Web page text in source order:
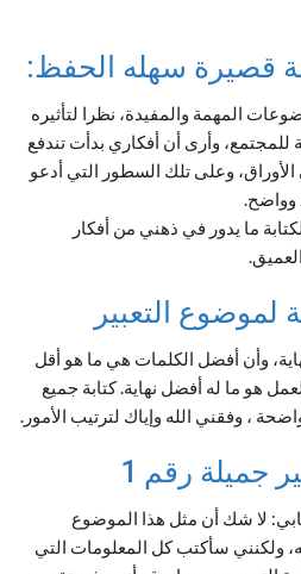
قصيرة سهله الحفظ:
المهمة والمفيدة، نظرا لتأثيره
للمجتمع، وأرى أن أفكاري بدأت تندفع
وعلى تلك السطور التي أدعو
وواضح.
ما يدور في ذهني من أفكار
لموضوع التعبير
وأن أفضل الكلمات هي ما هو أقل
هو ما له أفضل نهاية. كتابة جميع
، وفقني الله وإياك لترتيب الأمور.
جميلة رقم 1
لا شك أن مثل هذا الموضوع
ولكنني سأكتب كل المعلومات التي